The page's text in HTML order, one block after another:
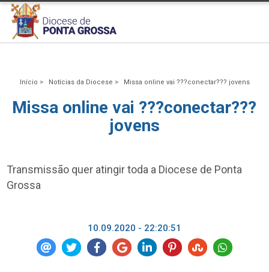
Início > Notícias da Diocese > Missa online vai ???conectar??? jovens
Missa online vai ???conectar???
jovens
Transmissão quer atingir toda a Diocese de Ponta
Grossa
10.09.2020 - 22:20:51